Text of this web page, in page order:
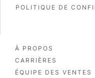
POLITIQUE DE
À PROPOS
CARRIÈRES
ÉQUIPE DES VENTES